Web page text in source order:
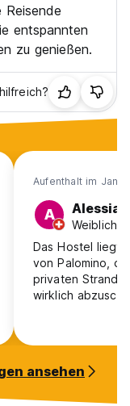
Reisende
entspannten
zu genießen.
Aufenthalt im Jan
A Alessia
Weiblich,
Das Hostel liegt
von Palomino,
privaten Strand
wirklich
angenehm, ideal
hilfsbereit, man
ansehen